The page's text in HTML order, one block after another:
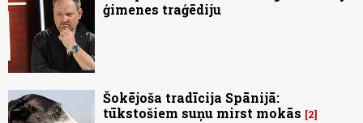
ģimenes traģēdiju
Šokējoša tradīcija Spānijā:
tūkstošiem suņu mirst mokās
2